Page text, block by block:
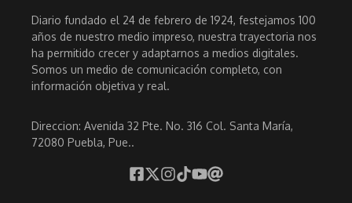
Diario fundado el 24 de febrero de 1924, festejamos 100
años de nuestro medio impreso, nuestra trayectoria nos
ha permitido crecer y adaptarnos a medios digitales.
Somos un medio de comunicación completo, con
información objetiva y real.
Direccion: Avenida 32 Pte. No. 316 Col. Santa María,
72080 Puebla, Pue..